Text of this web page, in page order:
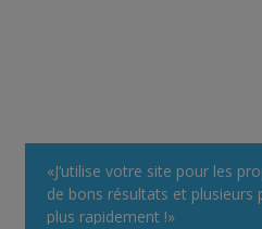
«J’utilise votre site pour les
de bons résultats et plusieurs
plus rapidement !»